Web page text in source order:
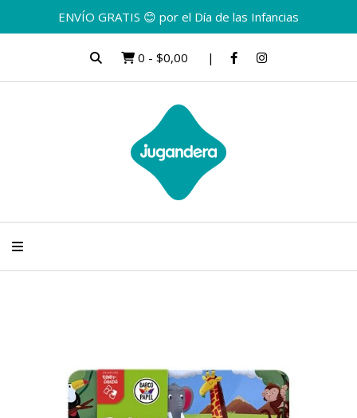
ENVÍO GRATIS 😊 por el Día de las Infancias
0 - $0,00